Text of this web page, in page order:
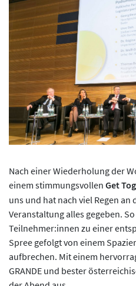
Nach einer Wiederholung der
einem stimmungsvollen Get
uns und hat nach viel Regen an
Veranstaltung alles gegeben.
Teilnehmer:innen zu einer
Spree gefolgt von einem
aufbrechen. Mit einem
GRANDE und bester